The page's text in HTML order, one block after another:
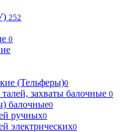
252
0
(Тельферы)0
захваты балочные 0
балочные0
ручных0
электрических0